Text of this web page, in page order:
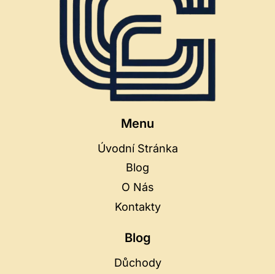
Menu
Úvodní Stránka
Blog
O Nás
Kontakty
Blog
Důchody